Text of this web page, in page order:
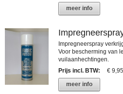
meer info
Impregneerspray
Voor bescherming van
vuilaanhechtingen.
Prijs incl. BTW:
€ 9,95
meer info